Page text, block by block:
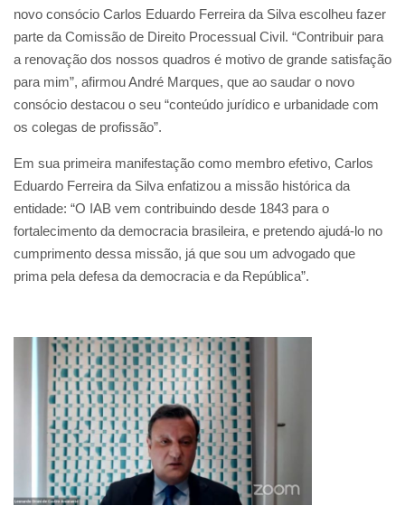
novo consócio Carlos Eduardo Ferreira da Silva escolheu fazer
parte da Comissão de Direito Processual Civil. “Contribuir para
a renovação dos nossos quadros é motivo de grande satisfação
para mim”, afirmou André Marques, que ao saudar o novo
consócio destacou o seu “conteúdo jurídico e urbanidade com
os colegas de profissão”.
Em sua primeira manifestação como membro efetivo, Carlos
Eduardo Ferreira da Silva enfatizou a missão histórica da
entidade: “O IAB vem contribuindo desde 1843 para o
fortalecimento da democracia brasileira, e pretendo ajudá-lo no
cumprimento dessa missão, já que sou um advogado que
prima pela defesa da democracia e da República”.